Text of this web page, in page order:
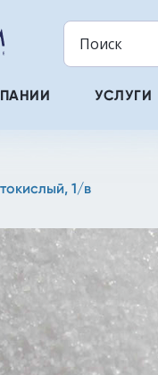
УСЛУГИ
1/в